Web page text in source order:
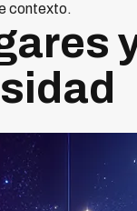
contexto.